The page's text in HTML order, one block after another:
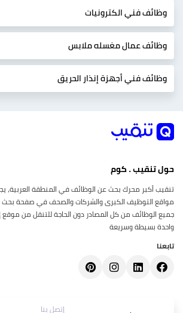
وظائف فني الكترونيات
وظائف عمال مغسله ملابس
وظائف فني أجهزة إنذار الحريق
حول تنقيب . كوم
تنقيب أكبر محرك بحث عن الوظائف في المنطقة العربية،
مواقع التوظيف الكبرى والشركات والصحف في صفحة
جميع الوظائف من كل المصادر دون الحاجة للتنقل من
واحدة بسيطة وسريعة
تابعنا
إتصل بنا